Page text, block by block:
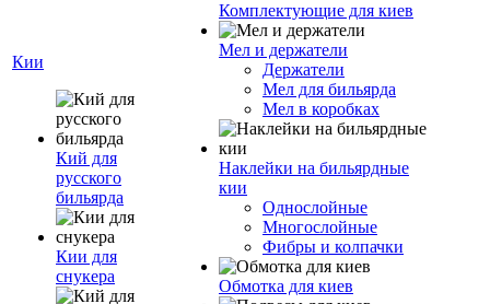
Кии
Кий для
русского
бильярда
Кии для
снукера
Комплектующие для киев
Мел и держатели
Держатели
Мел для бильярда
Мел в коробках
Наклейки на бильярдные
кии
Однослойные
Многослойные
Фибры и колпачки
Обмотка для киев